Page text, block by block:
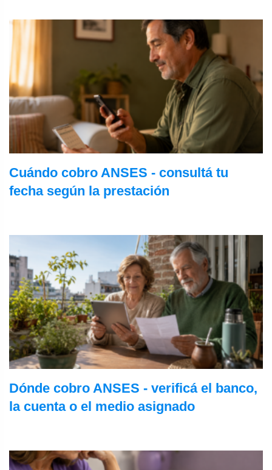
Cuándo cobro ANSES - consultá tu
fecha según la prestación
Dónde cobro ANSES - verificá el banco,
la cuenta o el medio asignado